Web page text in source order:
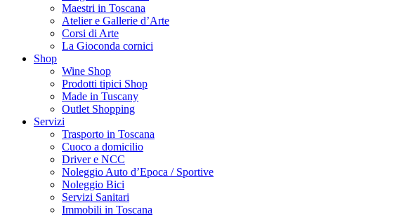
Maestri in Toscana
Atelier e Gallerie d’Arte
Corsi di Arte
La Gioconda cornici
Shop
Wine Shop
Prodotti tipici Shop
Made in Tuscany
Outlet Shopping
Servizi
Trasporto in Toscana
Cuoco a domicilio
Driver e NCC
Noleggio Auto d’Epoca / Sportive
Noleggio Bici
Servizi Sanitari
Immobili in Toscana